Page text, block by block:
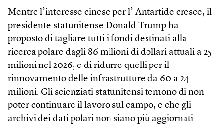
Mentre l’interesse cinese per l’ Antartide cresce, il
presidente statunitense Donald Trump ha
proposto di tagliare tutti i fondi destinati alla
ricerca polare dagli 86 milioni di dollari attuali a 25
milioni nel 2026, e di ridurre quelli per il
rinnovamento delle infrastrutture da 60 a 24
milioni. Gli scienziati statunitensi temono di non
poter continuare il lavoro sul campo, e che gli
archivi dei dati polari non siano più aggiornati.